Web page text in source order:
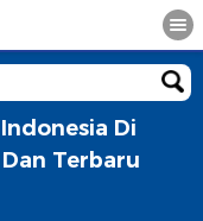
Di
Terbaru